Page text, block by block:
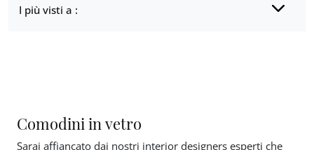
I più visti a :
Comodini in vetro
Sarai affiancato dai nostri interior designers esperti che